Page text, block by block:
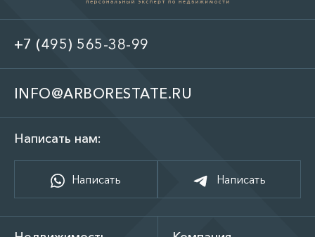
+7 (495) 565-38-99
INFO@ARBORESTATE.RU
Написать нам:
Написать Написать